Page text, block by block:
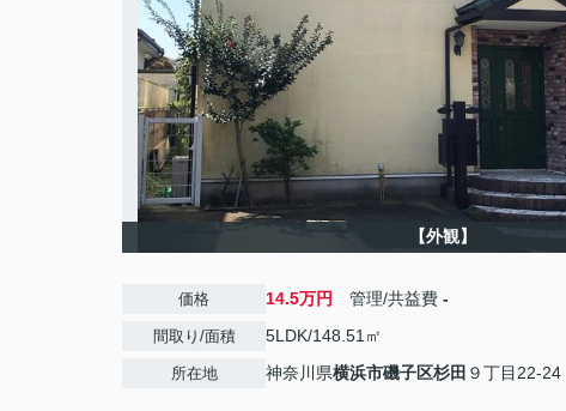
【外観】
価格 14.5万円 管理/共益費 -
間取り/面積 5LDK/148.51㎡
所在地 神奈川県横浜市磯子区杉田 ９丁目22-24